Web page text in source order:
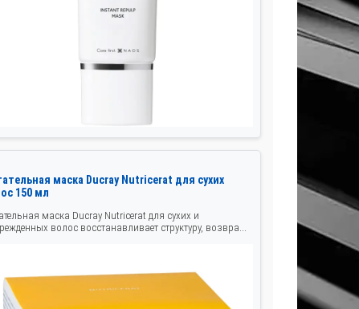
маска Ducray Nutricerat для сухих
150 мл
маска Ducray Nutricerat для сухих и
волос восстанавливает структуру, возвра...